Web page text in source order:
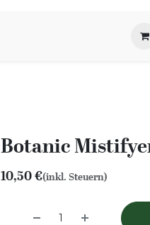
Botanic
10,50€(inkl. Steuern)